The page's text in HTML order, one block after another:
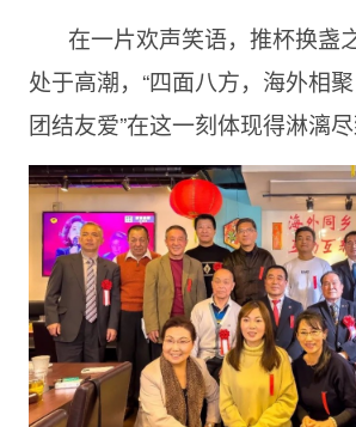
在一片欢声笑语，推杯换盏
处于高潮，“四面八方，海外相聚
团结友爱”在这一刻体现得淋漓尽